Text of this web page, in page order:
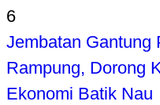
6
Jembatan Gantung
Rampung, Dorong
Ekonomi Batik Nau